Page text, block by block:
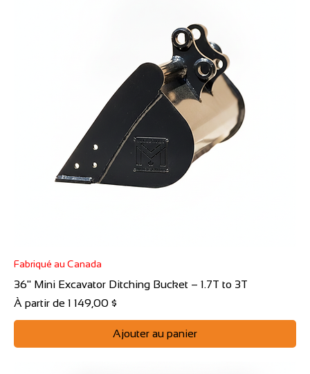
Fabriqué au Canada
36" Mini Excavator Ditching Bucket – 1.7T to 3T
À partir de 1 149,00 $
Prix promotionnel
Ajouter au panier